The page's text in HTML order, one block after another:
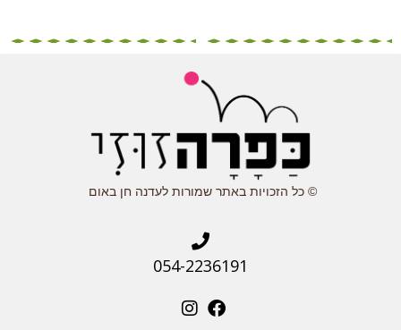
© כל הזכויות באתר שמורות לעדנה חן באום
054-2236191